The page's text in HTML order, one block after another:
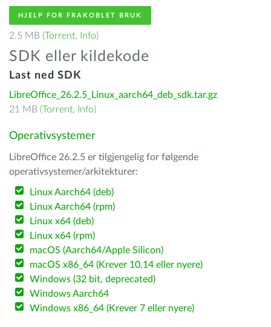
HJELP FOR FRAKOBLET BRUK
2.5 MB (Torrent, Info)
SDK eller kildekode
Last ned SDK
LibreOffice_26.2.5_Linux_aarch64_deb_sdk.tar.gz
21 MB (Torrent, Info)
Operativsystemer
LibreOffice 26.2.5 er tilgjengelig for følgende
operativsystemer/arkitekturer:
Linux Aarch64 (deb)
Linux Aarch64 (rpm)
Linux x64 (deb)
Linux x64 (rpm)
macOS (Aarch64/Apple Silicon)
macOS x86_64 (Krever 10.14 eller nyere)
Windows (32 bit, deprecated)
Windows Aarch64
Windows x86_64 (Krever 7 eller nyere)